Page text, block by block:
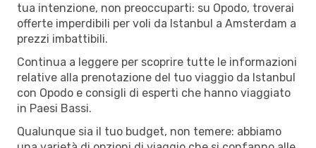
tua intenzione, non preoccuparti: su Opodo, troverai
offerte imperdibili per voli da Istanbul a Amsterdam a
prezzi imbattibili.
Continua a leggere per scoprire tutte le informazioni
relative alla prenotazione del tuo viaggio da Istanbul
con Opodo e consigli di esperti che hanno viaggiato
in Paesi Bassi.
Qualunque sia il tuo budget, non temere: abbiamo